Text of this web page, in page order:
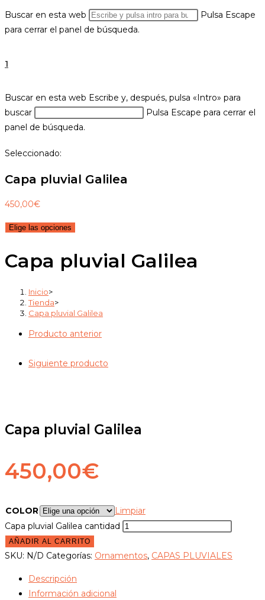
Buscar en esta web
Pulsa Escape
para cerrar el panel de búsqueda.
1
Buscar en esta web Escribe y, después, pulsa «Intro» para
buscar
Pulsa Escape para cerrar el
panel de búsqueda.
Seleccionado:
Capa pluvial Galilea
450,00€
Elige las opciones
Capa pluvial Galilea
Inicio>
Tienda>
Capa pluvial Galilea
Producto anterior
Siguiente producto
Capa pluvial Galilea
450,00€
COLOR
Limpiar
Capa pluvial Galilea cantidad
AÑADIR AL CARRITO
SKU: N/D Categorías: Ornamentos, CAPAS PLUVIALES
Descripción
Información adicional